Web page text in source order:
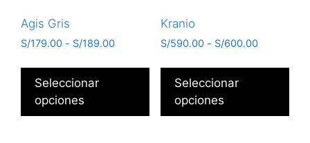
Agis Gris
S/179.00 - S/189.00
Seleccionar
opciones
Kranio
S/590.00 - S/600.00
Seleccionar
opciones